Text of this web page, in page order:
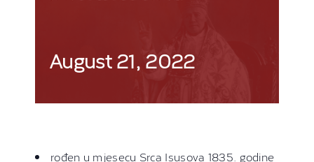
August 21, 2022
rođen u mjesecu Srca Isusova 1835. godine